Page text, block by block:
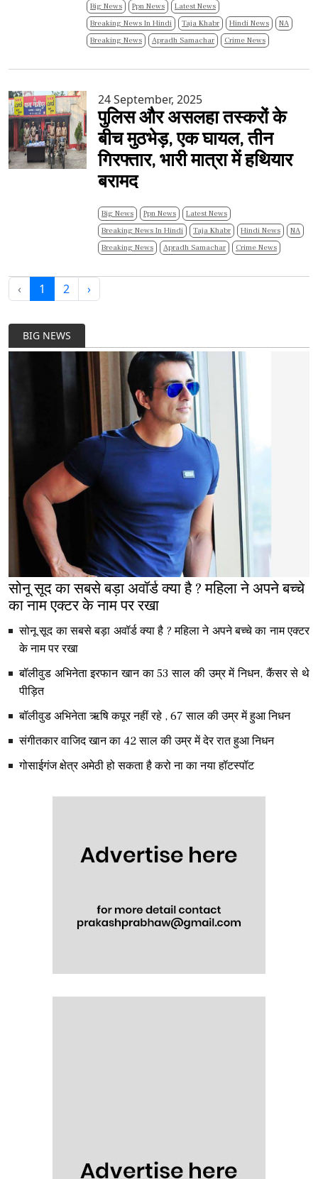
Big News Ppn News
Latest News
Breaking News In Hindi
Taja Khabr Hindi News
NA
Breaking News
Apradh Samachar Crime News
24 September, 2025
पुलिस और असलहा तस्करों के
बीच मुठभेड़, एक घायल, तीन
गिरफ्तार, भारी मात्रा में हथियार
बरामद
Big News Ppn News
Latest News
Breaking News In Hindi
Taja Khabr Hindi News
NA
Breaking News
Apradh Samachar Crime News
‹ 1 2 ›
BIG NEWS
सोनू सूद का सबसे बड़ा अवॉर्ड क्या है ? महिला ने अपने बच्चे
का नाम एक्टर के नाम पर रखा
सोनू सूद का सबसे बड़ा अवॉर्ड क्या है ? महिला ने अपने बच्चे का नाम एक्टर
के नाम पर रखा
बॉलीवुड अभिनेता इरफान खान का 53 साल की उम्र में निधन, कैंसर से थे
पीड़ित
बॉलीवुड अभिनेता ऋषि कपूर नहीं रहे , 67 साल की उम्र में हुआ निधन
संगीतकार वाजिद खान का 42 साल की उम्र में देर रात हुआ निधन
गोसाईगंज क्षेत्र अमेठी हो सकता है करो ना का नया हॉटस्पॉट